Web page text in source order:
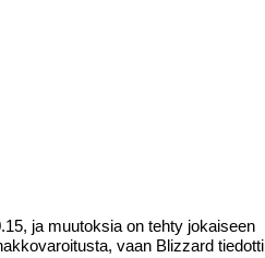
, ja muutoksia on tehty jokaiseen
vaan Blizzard tiedotti